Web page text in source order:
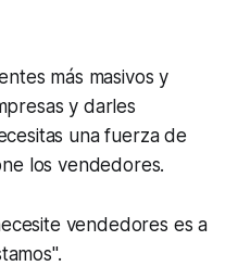
más masivos y
y darles
una fuerza de
los vendedores.
vendedores es a